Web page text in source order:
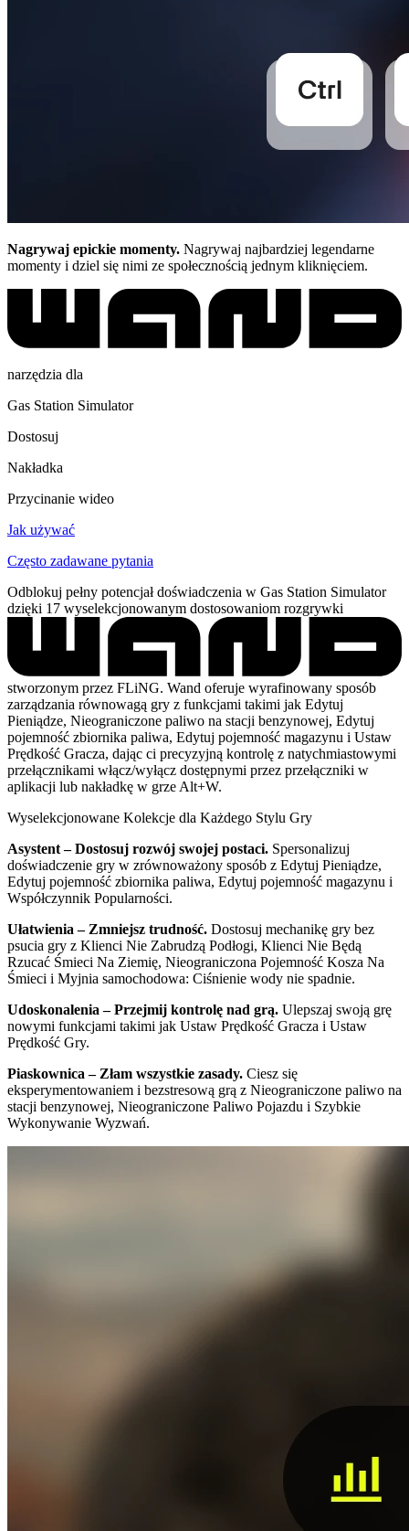
Nagrywaj epickie momenty. Nagrywaj najbardziej legendarne
momenty i dziel się nimi ze społecznością jednym kliknięciem.
narzędzia dla
Gas Station Simulator
Dostosuj
Nakładka
Przycinanie wideo
Jak używać
Często zadawane pytania
Odblokuj pełny potencjał doświadczenia w Gas Station Simulator
dzięki 17 wyselekcjonowanym dostosowaniom rozgrywki
stworzonym przez FLiNG. Wand oferuje wyrafinowany sposób
zarządzania równowagą gry z funkcjami takimi jak Edytuj
Pieniądze, Nieograniczone paliwo na stacji benzynowej, Edytuj
pojemność zbiornika paliwa, Edytuj pojemność magazynu i Ustaw
Prędkość Gracza, dając ci precyzyjną kontrolę z natychmiastowymi
przełącznikami włącz/wyłącz dostępnymi przez przełączniki w
aplikacji lub nakładkę w grze Alt+W.
Wyselekcjonowane Kolekcje dla Każdego Stylu Gry
Asystent – Dostosuj rozwój swojej postaci. Spersonalizuj
doświadczenie gry w zrównoważony sposób z Edytuj Pieniądze,
Edytuj pojemność zbiornika paliwa, Edytuj pojemność magazynu i
Współczynnik Popularności.
Ułatwienia – Zmniejsz trudność. Dostosuj mechanikę gry bez
psucia gry z Klienci Nie Zabrudzą Podłogi, Klienci Nie Będą
Rzucać Śmieci Na Ziemię, Nieograniczona Pojemność Kosza Na
Śmieci i Myjnia samochodowa: Ciśnienie wody nie spadnie.
Udoskonalenia – Przejmij kontrolę nad grą. Ulepszaj swoją grę
nowymi funkcjami takimi jak Ustaw Prędkość Gracza i Ustaw
Prędkość Gry.
Piaskownica – Złam wszystkie zasady. Ciesz się
eksperymentowaniem i bezstresową grą z Nieograniczone paliwo na
stacji benzynowej, Nieograniczone Paliwo Pojazdu i Szybkie
Wykonywanie Wyzwań.